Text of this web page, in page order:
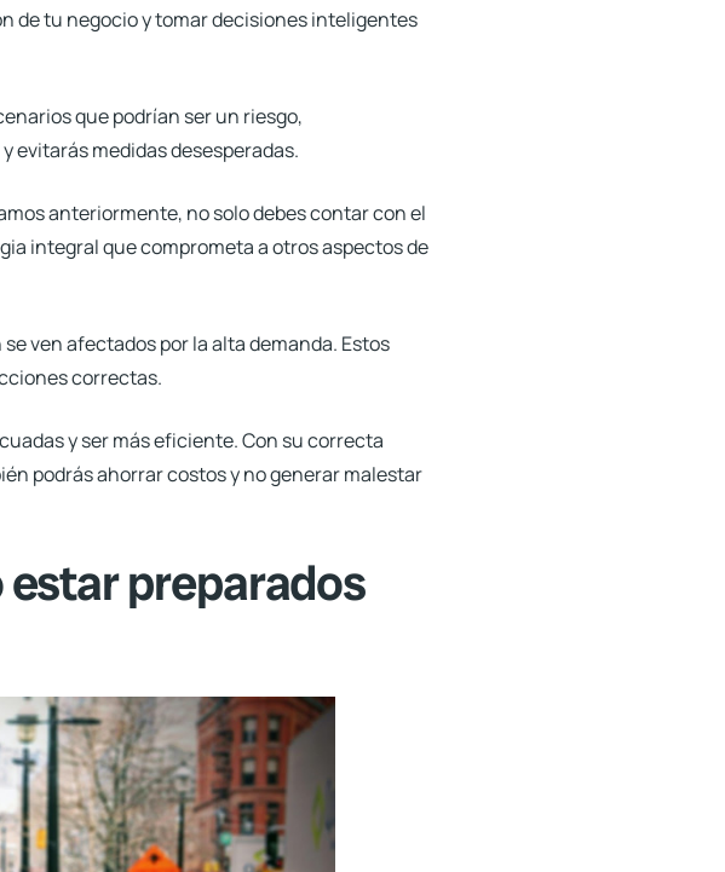
de tu negocioy tomar decisiones inteligentes
que podrían ser un riesgo,
evitarás medidas desesperadas.
anteriormente, no solo debes contar con el
integral que comprometa a otros aspectos de
ven afectados por la alta demanda. Estos
correctas.
y ser más eficiente. Con su correcta
podrás ahorrar costos y no generar malestar
preparados